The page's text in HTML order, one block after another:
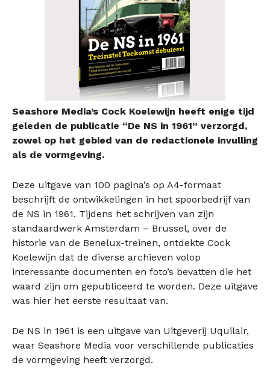
Seashore Media’s Cock Koelewijn heeft enige tijd
geleden de publicatie “De NS in 1961” verzorgd,
zowel op het gebied van de redactionele invulling
als de vormgeving.
Deze uitgave van 100 pagina’s op A4-formaat
beschrijft de ontwikkelingen in het spoorbedrijf van
de NS in 1961. Tijdens het schrijven van zijn
standaardwerk Amsterdam – Brussel, over de
historie van de Benelux-treinen, ontdekte Cock
Koelewijn dat de diverse archieven volop
interessante documenten en foto’s bevatten die het
waard zijn om gepubliceerd te worden. Deze uitgave
was hier het eerste resultaat van.
De NS in 1961 is een uitgave van Uitgeverij Uquilair,
waar Seashore Media voor verschillende publicaties
de vormgeving heeft verzorgd.